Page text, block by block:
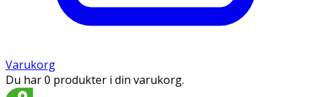
Varukorg
Du har 0 produkter i din varukorg.